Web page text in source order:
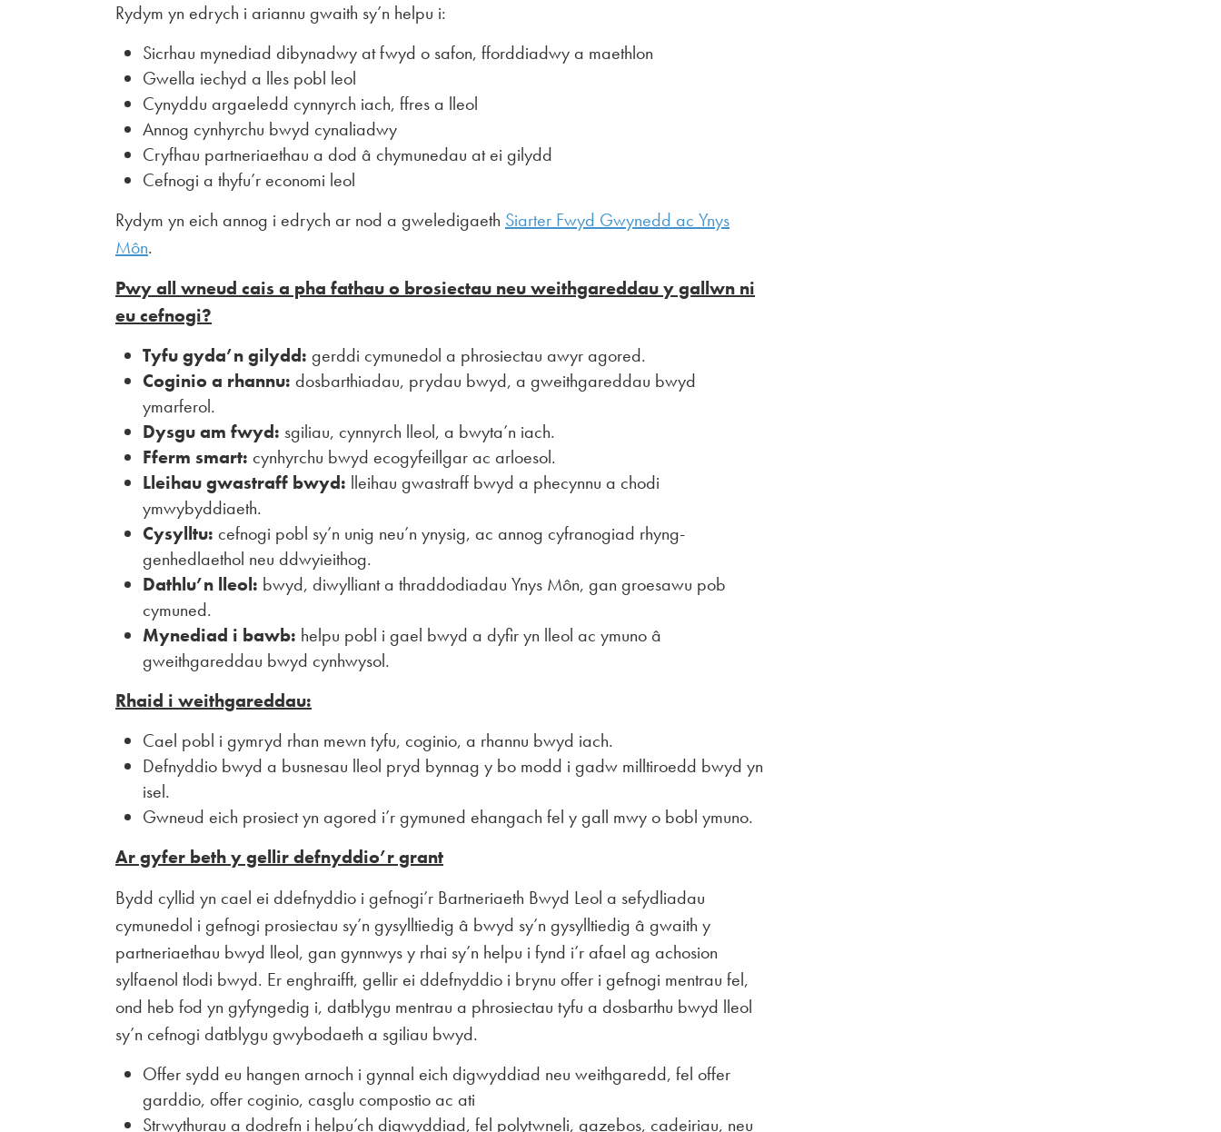
Rydym yn edrych i ariannu gwaith sy’n helpu i:
Sicrhau mynediad dibynadwy at fwyd o safon, fforddiadwy a maethlon
Gwella iechyd a lles pobl leol
Cynyddu argaeledd cynnyrch iach, ffres a lleol
Annog cynhyrchu bwyd cynaliadwy
Cryfhau partneriaethau a dod â chymunedau at ei gilydd
Cefnogi a thyfu’r economi leol
Rydym yn eich annog i edrych ar nod a gweledigaeth Siarter Fwyd Gwynedd ac Ynys
Môn.
Pwy all wneud cais a pha fathau o brosiectau neu weithgareddau y gallwn ni
eu cefnogi?
Tyfu gyda’n gilydd: gerddi cymunedol a phrosiectau awyr agored.
Coginio a rhannu: dosbarthiadau, prydau bwyd, a gweithgareddau bwyd
ymarferol.
Dysgu am fwyd: sgiliau, cynnyrch lleol, a bwyta’n iach.
Fferm smart: cynhyrchu bwyd ecogyfeillgar ac arloesol.
Lleihau gwastraff bwyd: lleihau gwastraff bwyd a phecynnu a chodi
ymwybyddiaeth.
Cysylltu: cefnogi pobl sy’n unig neu’n ynysig, ac annog cyfranogiad rhyng-
genhedlaethol neu ddwyieithog.
Dathlu’n lleol: bwyd, diwylliant a thraddodiadau Ynys Môn, gan groesawu pob
cymuned.
Mynediad i bawb: helpu pobl i gael bwyd a dyfir yn lleol ac ymuno â
gweithgareddau bwyd cynhwysol.
Rhaid i weithgareddau:
Cael pobl i gymryd rhan mewn tyfu, coginio, a rhannu bwyd iach.
Defnyddio bwyd a busnesau lleol pryd bynnag y bo modd i gadw milltiroedd bwyd yn
isel.
Gwneud eich prosiect yn agored i’r gymuned ehangach fel y gall mwy o bobl ymuno.
Ar gyfer beth y gellir defnyddio’r grant
Bydd cyllid yn cael ei ddefnyddio i gefnogi’r Bartneriaeth Bwyd Leol a sefydliadau
cymunedol i gefnogi prosiectau sy’n gysylltiedig â bwyd sy’n gysylltiedig â gwaith y
partneriaethau bwyd lleol, gan gynnwys y rhai sy’n helpu i fynd i’r afael ag achosion
sylfaenol tlodi bwyd. Er enghraifft, gellir ei ddefnyddio i brynu offer i gefnogi mentrau fel,
ond heb fod yn gyfyngedig i, datblygu mentrau a phrosiectau tyfu a dosbarthu bwyd lleol
sy’n cefnogi datblygu gwybodaeth a sgiliau bwyd.
Offer sydd eu hangen arnoch i gynnal eich digwyddiad neu weithgaredd, fel offer
garddio, offer coginio, casglu compostio ac ati
Strwythurau a dodrefn i helpu’ch digwyddiad, fel polytwneli, gazebos, cadeiriau, neu